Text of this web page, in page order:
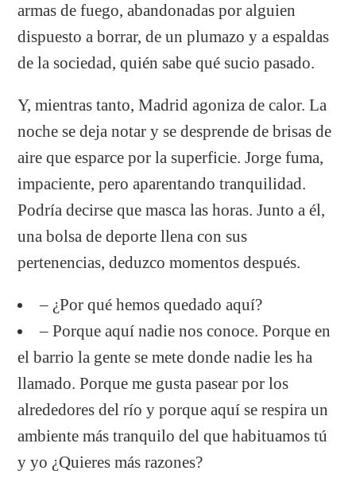
armas de fuego, abandonadas por alguien
dispuesto a borrar, de un plumazo y a espaldas
de la sociedad, quién sabe qué sucio pasado.
Y, mientras tanto, Madrid agoniza de calor. La
noche se deja notar y se desprende de brisas de
aire que esparce por la superficie. Jorge fuma,
impaciente, pero aparentando tranquilidad.
Podría decirse que masca las horas. Junto a él,
una bolsa de deporte llena con sus
pertenencias, deduzco momentos después.
– ¿Por qué hemos quedado aquí?
– Porque aquí nadie nos conoce. Porque en
el barrio la gente se mete donde nadie les ha
llamado. Porque me gusta pasear por los
alrededores del río y porque aquí se respira un
ambiente más tranquilo del que habituamos tú
y yo ¿Quieres más razones?